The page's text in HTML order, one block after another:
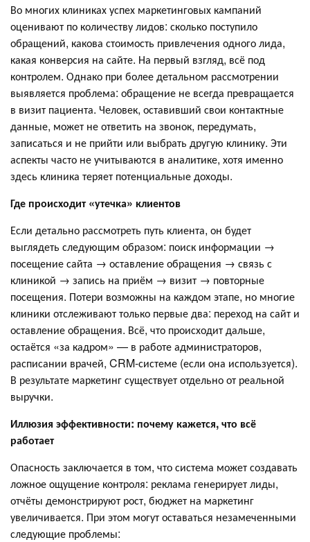
Во многих клиниках успех маркетинговых кампаний
оценивают по количеству лидов: сколько поступило
обращений, какова стоимость привлечения одного лида,
какая конверсия на сайте. На первый взгляд, всё под
контролем. Однако при более детальном рассмотрении
выявляется проблема: обращение не всегда превращается
в визит пациента. Человек, оставивший свои контактные
данные, может не ответить на звонок, передумать,
записаться и не прийти или выбрать другую клинику. Эти
аспекты часто не учитываются в аналитике, хотя именно
здесь клиника теряет потенциальные доходы.
Где происходит «утечка» клиентов
Если детально рассмотреть путь клиента, он будет
выглядеть следующим образом: поиск информации →
посещение сайта → оставление обращения → связь с
клиникой → запись на приём → визит → повторные
посещения. Потери возможны на каждом этапе, но многие
клиники отслеживают только первые два: переход на сайт и
оставление обращения. Всё, что происходит дальше,
остаётся «за кадром» — в работе администраторов,
расписании врачей, CRM-системе (если она используется).
В результате маркетинг существует отдельно от реальной
выручки.
Иллюзия эффективности: почему кажется, что всё
работает
Опасность заключается в том, что система может создавать
ложное ощущение контроля: реклама генерирует лиды,
отчёты демонстрируют рост, бюджет на маркетинг
увеличивается. При этом могут оставаться незамеченными
следующие проблемы: